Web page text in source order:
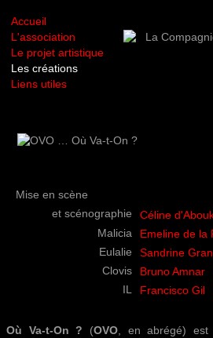
Accueil
L'association
Le projet artistique
Les créations
Liens utiles
Mise en scène
et scénographie
Malicia
Eulalie
Clovis
IL
Céline
Emeline de la
Sandrine
Bruno Amnar
Francisco Gil
Où Va-t-On ? (OVO, en abrégé) est